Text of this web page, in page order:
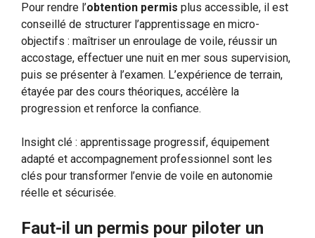
Pour rendre l’obtention permis plus accessible, il est
conseillé de structurer l’apprentissage en micro-
objectifs : maîtriser un enroulage de voile, réussir un
accostage, effectuer une nuit en mer sous supervision,
puis se présenter à l’examen. L’expérience de terrain,
étayée par des cours théoriques, accélère la
progression et renforce la confiance.
Insight clé : apprentissage progressif, équipement
adapté et accompagnement professionnel sont les
clés pour transformer l’envie de voile en autonomie
réelle et sécurisée.
Faut-il un permis pour piloter un